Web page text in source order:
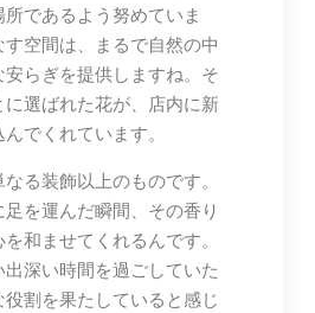
であるよう努めていま
空間は、まるで自然の中
らぎを提供しますね。そ
選ばれた花が、店内に新
でくれています。
る装飾以上のものです。
を運んだ瞬間、その香り
和ませてくれるんです。
深い時間を過ごしていた
割を果たしていると感じ